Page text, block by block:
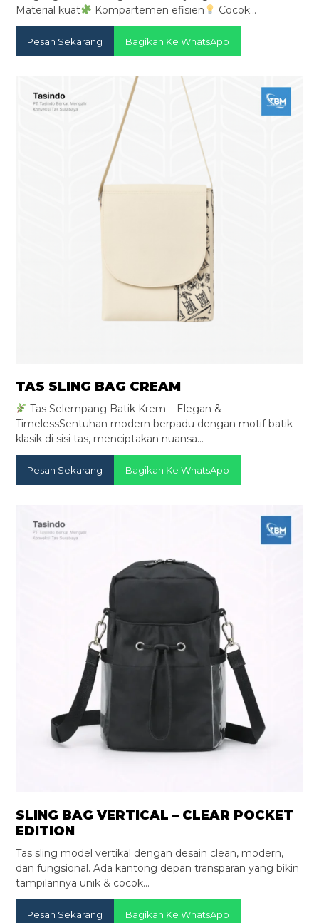
Material kuat
Kompartemen efisien Cocok…
Pesan Sekarang Bagikan Ke WhatsApp
TAS SLING BAG CREAM
Tas Selempang Batik Krem – Elegan &
TimelessSentuhan modern berpadu dengan motif batik
klasik di sisi tas, menciptakan nuansa…
Pesan Sekarang Bagikan Ke WhatsApp
SLING BAG VERTICAL – CLEAR POCKET
EDITION
Tas sling model vertikal dengan desain clean, modern,
dan fungsional. Ada kantong depan transparan yang bikin
tampilannya unik & cocok…
Pesan Sekarang Bagikan Ke WhatsApp